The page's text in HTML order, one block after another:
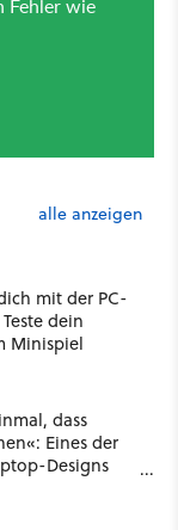
alle anzeigen
mit der PC-
dein
Minispiel
dass
Eines der
Designs